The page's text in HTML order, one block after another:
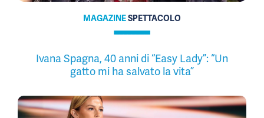
MAGAZINESPETTACOLO
Ivana Spagna, 40 anni di “Easy Lady”: “Un
gatto mi ha salvato la vita”